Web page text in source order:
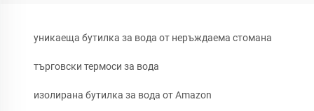
уникаеща бутилка за вода от неръждаема стомана
търговски термоси за вода
изолирана бутилка за вода от Amazon